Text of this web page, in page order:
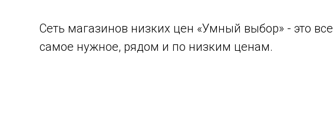
Сеть магазинов низких цен «Умный выбор» - это все
самое нужное, рядом и по низким ценам.